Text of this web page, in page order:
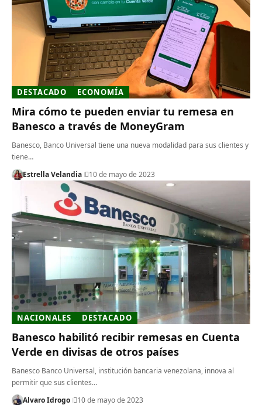
DESTACADO ECONOMÍA
Mira cómo te pueden enviar tu remesa en
Banesco a través de MoneyGram
Banesco, Banco Universal tiene una nueva modalidad para sus clientes y
tiene…
Estrella Velandia
10 de mayo de 2023
NACIONALES DESTACADO
Banesco habilitó recibir remesas en Cuenta
Verde en divisas de otros países
Banesco Banco Universal, institución bancaria venezolana, innova al
permitir que sus clientes…
Alvaro Idrogo
10 de mayo de 2023